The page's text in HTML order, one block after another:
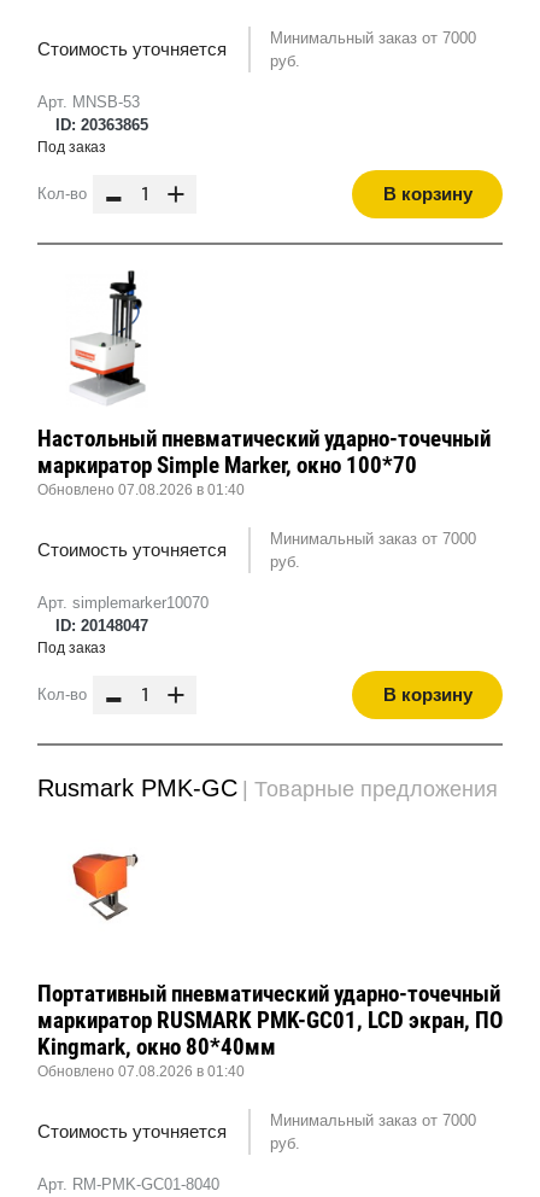
Арт. MNSB-53
ID: 20363865
Стоимость уточняется
Минимальный заказ от 7000
руб.
Под заказ
Кол-во - + В корзину
Арт. simplemarker10070
ID: 20148047
Настольный пневматический ударно-точечный
маркиратор Simple Marker, окно 100*70
Обновлено 07.08.2026 в 01:40
Стоимость уточняется
Минимальный заказ от 7000
руб.
Под заказ
Кол-во - + В корзину
Rusmark PMK-GC | Товарные предложения
Арт. RM-PMK-GC01-8040
Портативный пневматический ударно-точечный
маркиратор RUSMARK PMK-GC01, LCD экран, ПО
Kingmark, окно 80*40мм
Обновлено 07.08.2026 в 01:40
Стоимость уточняется
Минимальный заказ от 7000
руб.